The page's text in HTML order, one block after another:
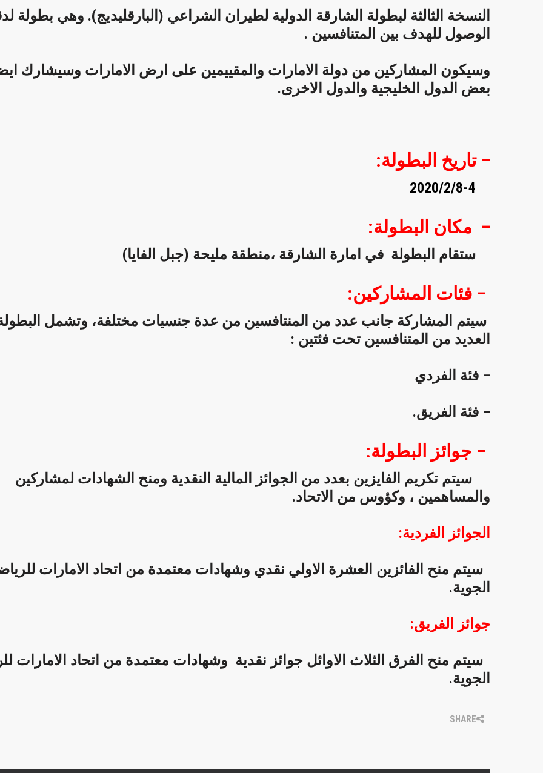
النسخة الثالثة لبطولة الشارقة الدولية لطيران الشراعي (البارقليديج). وهي بطولة
الوصول للهدف بين المتنافسين .
وسيكون المشاركين من دولة الامارات والمقييمين على ارض الامارات وسيشارك
بعض الدول الخليجية والدول الاخرى.
– تاريخ البطولة:
– مكان البطولة:
ستقام البطولة في امارة الشارقة ،منطقة مليحة (جبل الفايا)
– فئات المشاركين:
سيتم المشاركة جانب عدد من المنتافسين من عدة جنسيات مختلفة، وتشمل
العديد من المتنافسين تحت فئتين :
– فئة الفردي
– فئة الفريق.
– جوائز البطولة:
سيتم تكريم الفايزين بعدد من الجوائز المالية النقدية ومنح الشهادات لمشاركين
والمساهمين ، وكؤوس من الاتحاد.
الجوائز الفردية:
سيتم منح الفائزين العشرة الاولي نقدي وشهادات معتمدة من اتحاد الامارات
الجوية.
جوائز الفريق:
سيتم منح الفرق الثلاث الاوائل جوائز نقدية وشهادات معتمدة من اتحاد الامارات
الجوية.
SHARE